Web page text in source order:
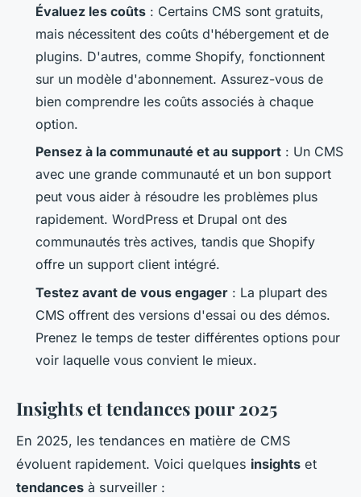
Évaluez les coûts : Certains CMS sont gratuits,
mais nécessitent des coûts d'hébergement et de
plugins. D'autres, comme Shopify, fonctionnent
sur un modèle d'abonnement. Assurez-vous de
bien comprendre les coûts associés à chaque
option.
Pensez à la communauté et au support : Un CMS
avec une grande communauté et un bon support
peut vous aider à résoudre les problèmes plus
rapidement. WordPress et Drupal ont des
communautés très actives, tandis que Shopify
offre un support client intégré.
Testez avant de vous engager : La plupart des
CMS offrent des versions d'essai ou des démos.
Prenez le temps de tester différentes options pour
voir laquelle vous convient le mieux.
Insights et tendances pour 2025
En 2025, les tendances en matière de CMS
évoluent rapidement. Voici quelques insights et
tendances à surveiller :